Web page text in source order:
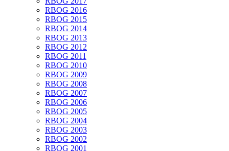
RBOG 2016
RBOG 2015
RBOG 2014
RBOG 2013
RBOG 2012
RBOG 2011
RBOG 2010
RBOG 2009
RBOG 2008
RBOG 2007
RBOG 2006
RBOG 2005
RBOG 2004
RBOG 2003
RBOG 2002
RBOG 2001